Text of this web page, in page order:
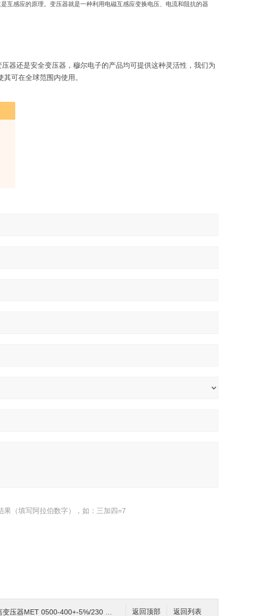
互感应的原理。变压器就是一种利用电磁互感应变换电压、电流和阻抗的器
器还是安全变压器，穆尔电子的产品均可提供这种灵活性，我们为
可在全球范围内使用。
果（填写阿拉伯数字），如：三加四=7
返回列表
返回顶部
压器MET 0500-400+-5%/230 86021